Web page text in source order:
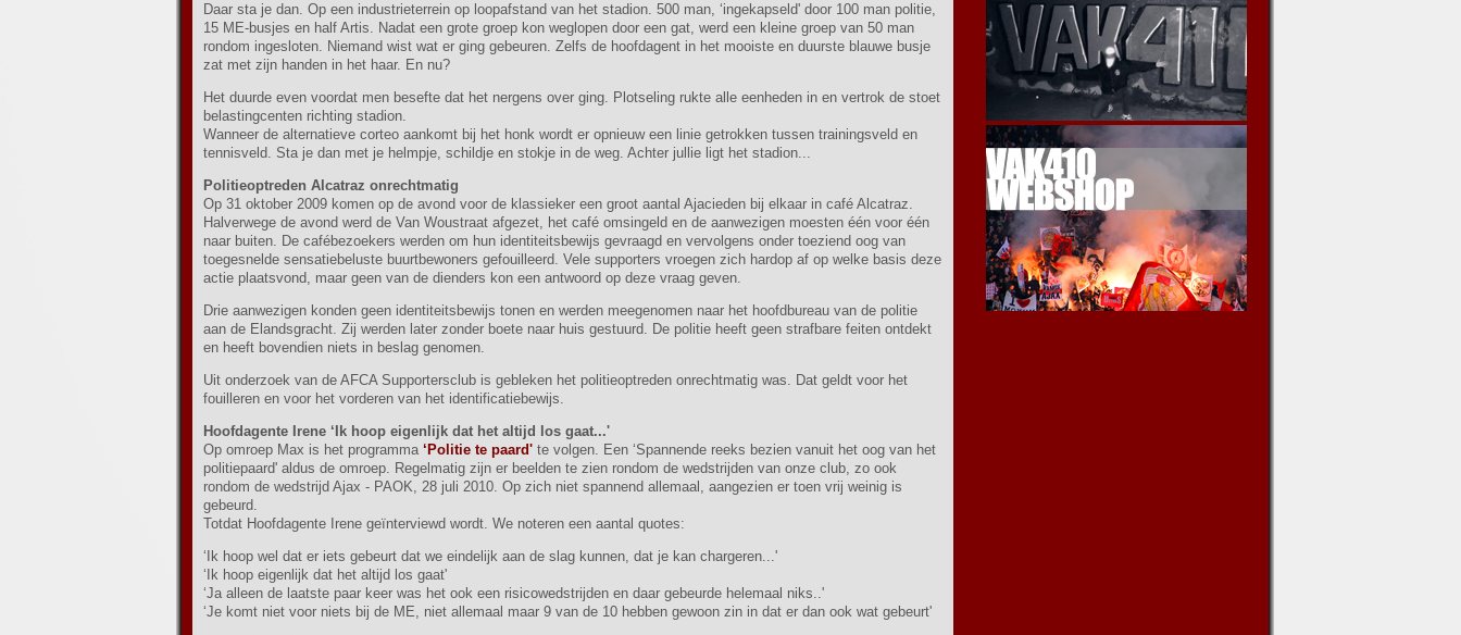
Daar sta je dan. Op een industrieterrein op loopafstand van het stadion. 500 man, ‘ingekapseld' door 100 man politie,
15 ME-busjes en half Artis. Nadat een grote groep kon weglopen door een gat, werd een kleine groep van 50 man
rondom ingesloten. Niemand wist wat er ging gebeuren. Zelfs de hoofdagent in het mooiste en duurste blauwe busje
zat met zijn handen in het haar. En nu?
Het duurde even voordat men besefte dat het nergens over ging. Plotseling rukte alle eenheden in en vertrok de stoet
belastingcenten richting stadion.
Wanneer de alternatieve corteo aankomt bij het honk wordt er opnieuw een linie getrokken tussen trainingsveld en
tennisveld. Sta je dan met je helmpje, schildje en stokje in de weg. Achter jullie ligt het stadion...
Politieoptreden Alcatraz onrechtmatig
Op 31 oktober 2009 komen op de avond voor de klassieker een groot aantal Ajacieden bij elkaar in café Alcatraz.
Halverwege de avond werd de Van Woustraat afgezet, het café omsingeld en de aanwezigen moesten één voor één
naar buiten. De cafébezoekers werden om hun identiteitsbewijs gevraagd en vervolgens onder toeziend oog van
toegesnelde sensatiebeluste buurtbewoners gefouilleerd. Vele supporters vroegen zich hardop af op welke basis deze
actie plaatsvond, maar geen van de dienders kon een antwoord op deze vraag geven.
Drie aanwezigen konden geen identiteitsbewijs tonen en werden meegenomen naar het hoofdbureau van de politie
aan de Elandsgracht. Zij werden later zonder boete naar huis gestuurd. De politie heeft geen strafbare feiten ontdekt
en heeft bovendien niets in beslag genomen.
Uit onderzoek van de AFCA Supportersclub is gebleken het politieoptreden onrechtmatig was. Dat geldt voor het
fouilleren en voor het vorderen van het identificatiebewijs.
Hoofdagente Irene ‘Ik hoop eigenlijk dat het altijd los gaat...'
Op omroep Max is het programma ‘Politie te paard' te volgen. Een ‘Spannende reeks bezien vanuit het oog van het
politiepaard' aldus de omroep. Regelmatig zijn er beelden te zien rondom de wedstrijden van onze club, zo ook
rondom de wedstrijd Ajax - PAOK, 28 juli 2010. Op zich niet spannend allemaal, aangezien er toen vrij weinig is
gebeurd.
Totdat Hoofdagente Irene geïnterviewd wordt. We noteren een aantal quotes:
‘Ik hoop wel dat er iets gebeurt dat we eindelijk aan de slag kunnen, dat je kan chargeren...'
‘Ik hoop eigenlijk dat het altijd los gaat'
‘Ja alleen de laatste paar keer was het ook een risicowedstrijden en daar gebeurde helemaal niks..'
‘Je komt niet voor niets bij de ME, niet allemaal maar 9 van de 10 hebben gewoon zin in dat er dan ook wat gebeurt'